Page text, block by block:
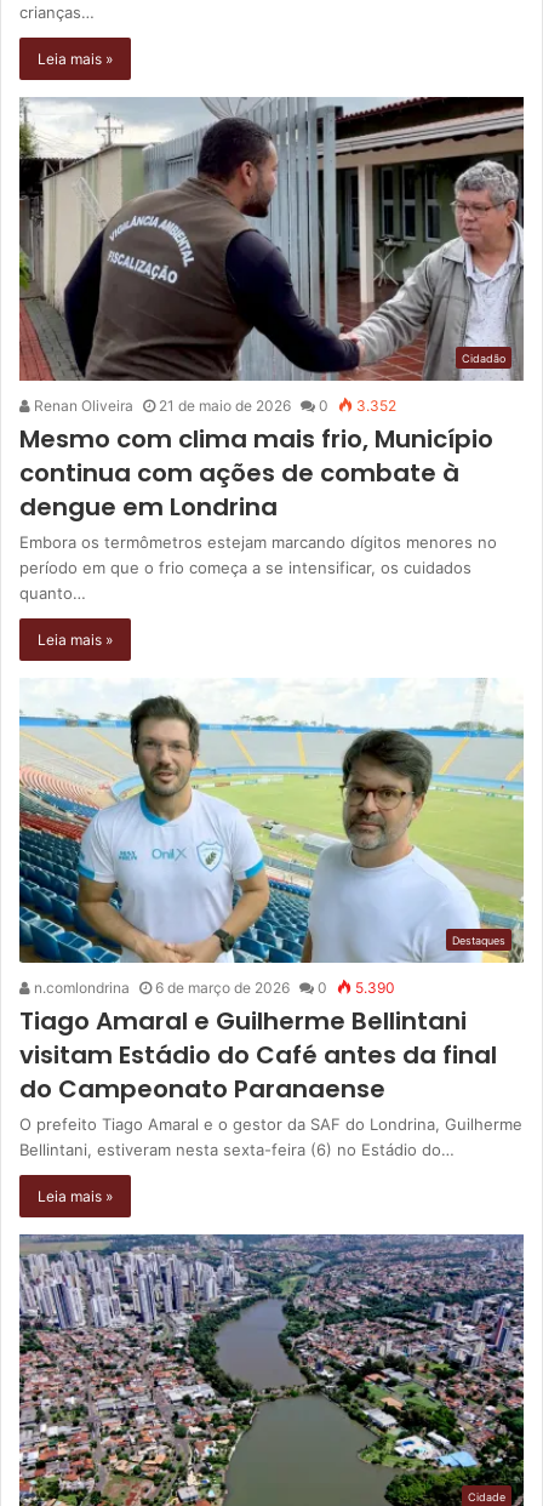
crianças…
Leia mais »
Cidadão
Renan Oliveira 21 de maio de 2026 0 3.352
Mesmo com clima mais frio, Município
continua com ações de combate à
dengue em Londrina
Embora os termômetros estejam marcando dígitos menores no
período em que o frio começa a se intensificar, os cuidados
quanto…
Leia mais »
Destaques
n.comlondrina 6 de março de 2026 0 5.390
Tiago Amaral e Guilherme Bellintani
visitam Estádio do Café antes da final
do Campeonato Paranaense
O prefeito Tiago Amaral e o gestor da SAF do Londrina, Guilherme
Bellintani, estiveram nesta sexta-feira (6) no Estádio do…
Leia mais »
Cidade